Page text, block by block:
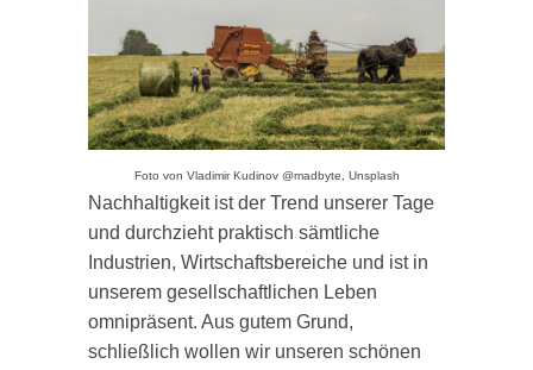
Foto von Vladimir Kudinov @madbyte, Unsplash
Nachhaltigkeit ist der Trend unserer Tage
und durchzieht praktisch sämtliche
Industrien, Wirtschaftsbereiche und ist in
unserem gesellschaftlichen Leben
omnipräsent. Aus gutem Grund,
schließlich wollen wir unseren schönen